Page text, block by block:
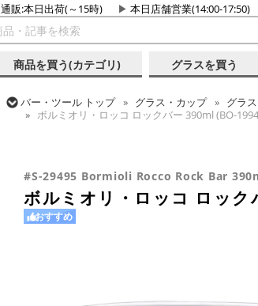
通販:本日出荷(～15時) 本日店舗営業(14:00-17:50)
商品を買う(カテゴリ) グラスを買う
バー・ツール トップ グラス・カップ グラ
ボルミオリ・ロッコ ロックバー 390ml (BO-
#S-29495 Bormioli Rocco Rock Bar
ボルミオリ・ロッコ ロッ
おすすめ